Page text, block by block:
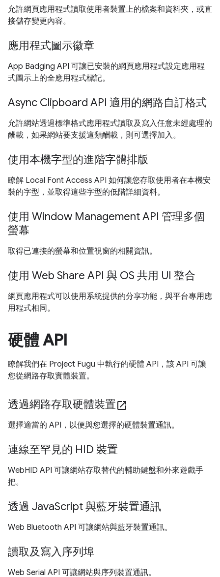
允許網頁應用程式讀取使用者裝置上的檔案和資料夾，或直
接儲存變更內容。
應用程式圖示徽章
App Badging API 可讓已安裝的網頁應用程式設定應用程
式圖示上的全應用程式標記。
Async Clipboard API 適用的網路自訂格式
允許網站透過標準格式應用程式讀取及寫入任意未經處理的
酬載，如果網站要支援這類酬載，則可選擇加入。
使用本機字型的進階字體排版
瞭解 Local Font Access API 如何讓您存取使用者在本機安
裝的字型，並取得這些字型的低階詳細資料。
使用 Window Management API 管理多個
螢幕
取得已連接的螢幕和位置視窗的相關資訊。
使用 Web Share API 與 OS 共用 UI 整合
網頁應用程式可以使用系統提供的分享功能，與平台專用應
用程式相同。
硬體 API
瞭解我們在 Project Fugu 中執行的硬體 API，該 API 可讓
您從網路存取實體裝置。
透過網路存取硬體裝置open_in_new
選擇適當的 API，以便與您選擇的硬體裝置通訊。
連線至罕見的 HID 裝置
WebHID API 可讓網站存取替代的輔助鍵盤和外來遊戲手
把。
透過 JavaScript 與藍牙裝置通訊
Web Bluetooth API 可讓網站與藍牙裝置通訊。
讀取及寫入序列埠
Web Serial API 可讓網站與序列裝置通訊。